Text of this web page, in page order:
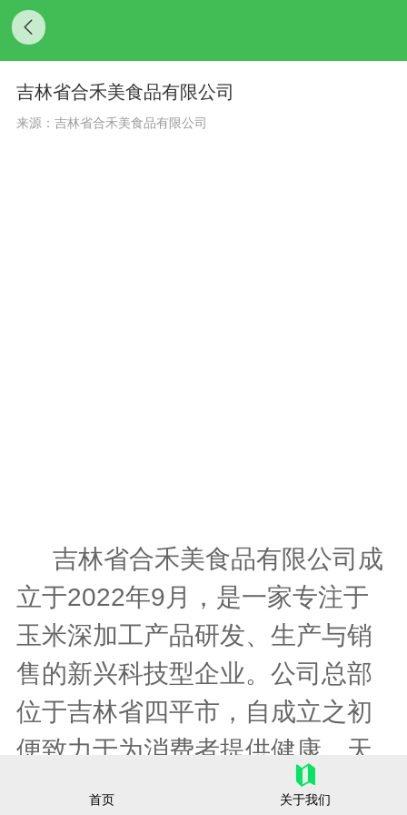
​吉林省合禾美食品有限公司
来源：​吉林省合禾美食品有限公司
吉林省合禾美食品有限公司成
立于2022年9月，是一家专注于
玉米深加工产品研发、生产与销
售的新兴科技型企业。公司总部
位于吉林省四平市，自成立之初
便致力于为消费者提供健康、天
然的玉米饮品，标志着四平市玉
首页 关于我们